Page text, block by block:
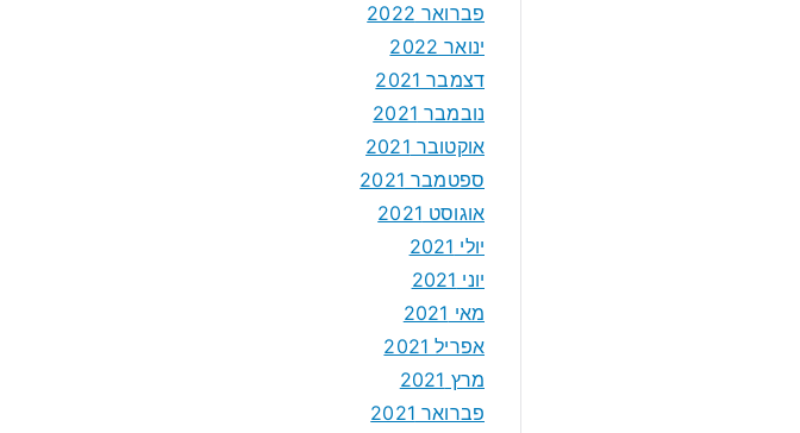
פברואר 2022
ינואר 2022
דצמבר 2021
נובמבר 2021
אוקטובר 2021
ספטמבר 2021
אוגוסט 2021
יולי 2021
יוני 2021
מאי 2021
אפריל 2021
מרץ 2021
פברואר 2021